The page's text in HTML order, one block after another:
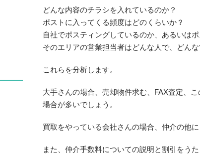
どんな内容のチラシを入れているのか？
ポストに入ってくる頻度はどのくらいか？
自社でポスティングしているのか、あるいは
そのエリアの営業担当者はどんな人で、どん
これらを分析します。
大手さんの場合、売却物件求む、FAX査定、
場合が多いでしょう。
買取をやっている会社さんの場合、仲介の他
また、仲介手数料についての説明と割引をう